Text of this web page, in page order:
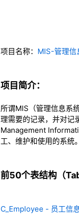
项目名称： MIS-管理信
项目简介：
所谓MIS（管理信息系
理需要的记录，并对记
Management
工、维护和使用的系统。
前50个表结构（
C_Employee - 员工信